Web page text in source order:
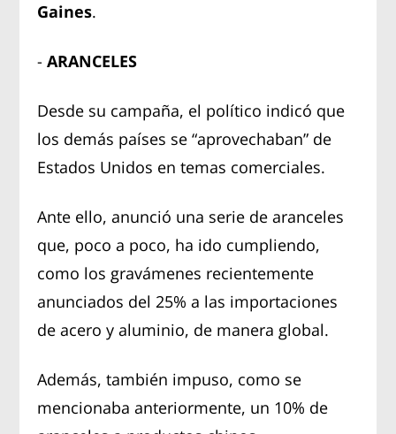
Gaines.
-ARANCELES
Desde su campaña, el político indicó que
los demás países se “aprovechaban” de
Estados Unidos en temas comerciales.
Ante ello, anunció una serie de aranceles
que, poco a poco, ha ido cumpliendo,
como los gravámenes recientemente
anunciados del 25% a las importaciones
de acero y aluminio, de manera global.
Además, también impuso, como se
mencionaba anteriormente, un 10% de